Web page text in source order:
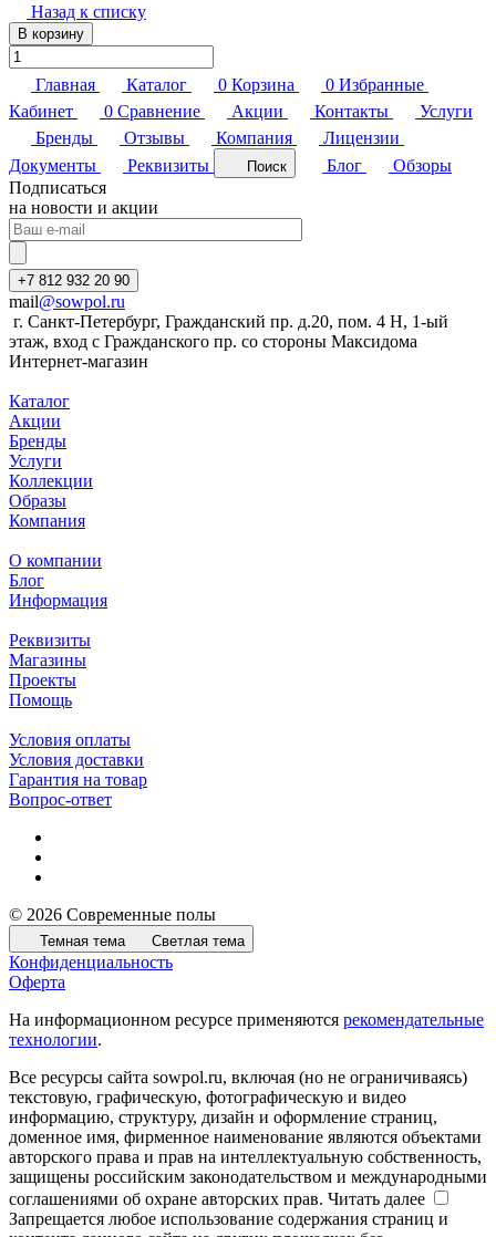
Назад к списку
В корзину
Главная Каталог 0 Корзина 0 Избранные
Кабинет
0 Сравнение Акции Контакты
Услуги
Бренды
Отзывы Компания
Лицензии
Документы
Реквизиты Поиск Блог
Обзоры
Подписаться
на новости и акции
+7 812 932 20 90
mail@sowpol.ru
г. Санкт-Петербург, Гражданский пр. д.20, пом. 4 Н, 1-ый
этаж, вход с Гражданского пр. со стороны Максидома
Интернет-магазин
Каталог
Акции
Бренды
Услуги
Коллекции
Образы
Компания
О компании
Блог
Информация
Реквизиты
Магазины
Проекты
Помощь
Условия оплаты
Условия доставки
Гарантия на товар
Вопрос-ответ
© 2026 Современные полы
Темная тема Светлая тема
Конфиденциальность
Оферта
На информационном ресурсе применяются рекомендательные
технологии.
Все ресурсы сайта sowpol.ru, включая (но не ограничиваясь)
текстовую, графическую, фотографическую и видео
информацию, структуру, дизайн и оформление страниц,
доменное имя, фирменное наименование являются объектами
авторского права и прав на интеллектуальную собственность,
защищены российским законодательством и международными
соглашениями об охране авторских прав. Читать далее
Запрещается любое использование содержания страниц и